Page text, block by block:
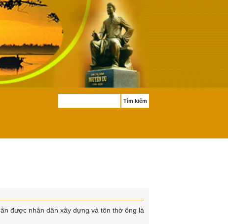
Tìm kiếm
được nhân dân xây dựng và tôn thờ ông là